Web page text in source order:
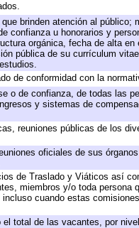
brinden atención al público;
confianza u honorarios y
orgánica, fecha de alta
pública de su currículum
de conformidad con la
o de confianza, de todas las
y sistemas de
reuniones públicas de los
oficiales de sus
de Traslado y Viáticos así
miembros y/o toda persona
cuando estas
total de las vacantes, por